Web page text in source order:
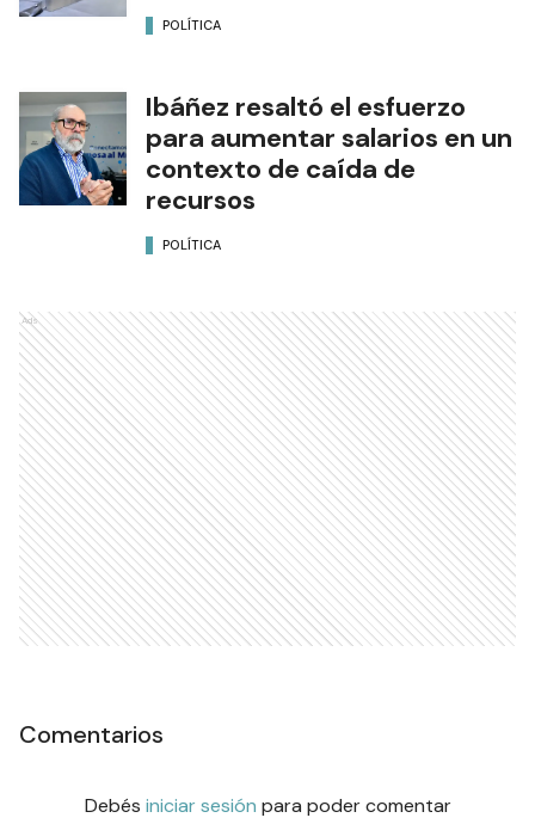
POLÍTICA
Ibáñez resaltó el esfuerzo
para aumentar salarios en un
contexto de caída de
recursos
POLÍTICA
Ads
Comentarios
Debés iniciar sesión para poder comentar